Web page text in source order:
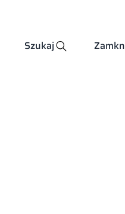
Szukaj